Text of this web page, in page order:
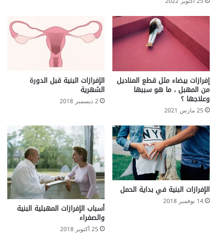
إفرازات بيضاء مثل قطع المناديل
من المهبل ، ما هو سببها
وعلاجها ؟
25 مارس 2021
الإفرازات البنية قبل الدورة
الشهرية
2 ديسمبر 2018
الإفرازات البنية في بداية الحمل
14 نوفمبر 2018
أسباب الإفرازات المهبلية البنية
والصفراء
25 أكتوبر 2018